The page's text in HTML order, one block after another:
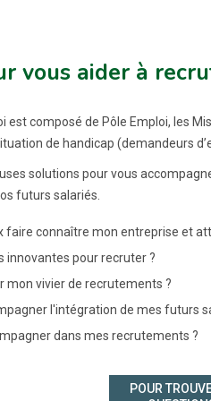
vous aider à
est composé de Pôle Emploi, les
de handicap (demandeurs
solutions pour vous
futurs salariés.
faire connaître mon entreprise et
innovantes pour recruter ?
mon vivier de recrutements ?
l'intégration de mes futurs
dans mes recrutements ?
POUR